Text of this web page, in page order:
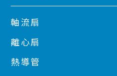
軸流扇
離心扇
熱導管